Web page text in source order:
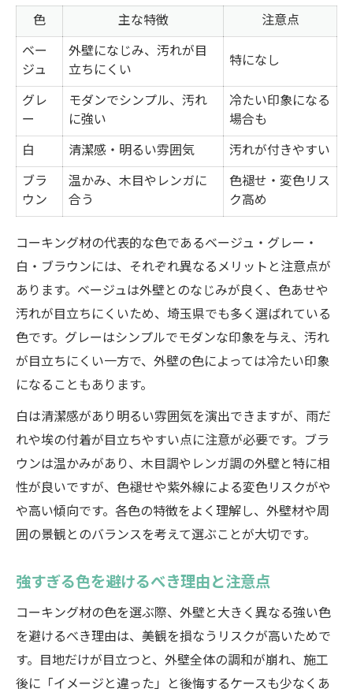
色 主な特徴
注意点
ベー
ジュ
外壁になじみ、汚れが目
立ちにくい
特になし
グレ
ー
モダンでシンプル、汚れ
に強い
冷たい印象になる
場合も
白
清潔感・明るい雰囲気
汚れが付きやすい
ブラ
ウン
温かみ、木目やレンガに
合う
色褪せ・変色リス
ク高め
コーキング材の代表的な色であるベージュ・グレー・
白・ブラウンには、それぞれ異なるメリットと注意点が
あります。ベージュは外壁とのなじみが良く、色あせや
汚れが目立ちにくいため、埼玉県でも多く選ばれている
色です。グレーはシンプルでモダンな印象を与え、汚れ
が目立ちにくい一方で、外壁の色によっては冷たい印象
になることもあります。
白は清潔感があり明るい雰囲気を演出できますが、雨だ
れや埃の付着が目立ちやすい点に注意が必要です。ブラ
ウンは温かみがあり、木目調やレンガ調の外壁と特に相
性が良いですが、色褪せや紫外線による変色リスクがや
や高い傾向です。各色の特徴をよく理解し、外壁材や周
囲の景観とのバランスを考えて選ぶことが大切です。
強すぎる色を避けるべき理由と注意点
コーキング材の色を選ぶ際、外壁と大きく異なる強い色
を避けるべき理由は、美観を損なうリスクが高いためで
す。目地だけが目立つと、外壁全体の調和が崩れ、施工
後に「イメージと違った」と後悔するケースも少なくあ